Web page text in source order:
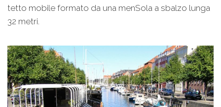
tetto mobile formato da una menSola a sbalzo lunga
32 metri.